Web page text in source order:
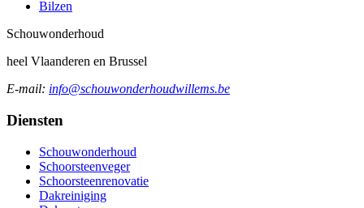
Bilzen
Schouwonderhoud
heel Vlaanderen en Brussel
E-mail: info@schouwonderhoudwillems.be
Diensten
Schouwonderhoud
Schoorsteenveger
Schoorsteenrenovatie
Dakreiniging